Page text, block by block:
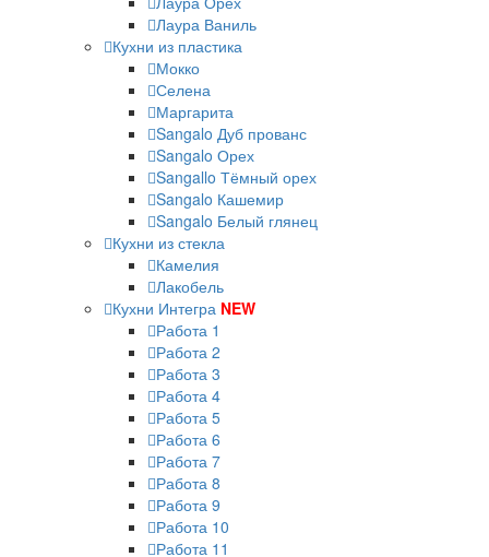
Лаура Ваниль
Кухни из пластика
Мокко
Селена
Маргарита
Sangalo Дуб прованс
Sangalo Орех
Sangallo Тёмный орех
Sangalo Кашемир
Sangalo Белый глянец
Кухни из стекла
Камелия
Лакобель
Кухни Интегра NEW
Работа 1
Работа 2
Работа 3
Работа 4
Работа 5
Работа 6
Работа 7
Работа 8
Работа 9
Работа 10
Работа 11